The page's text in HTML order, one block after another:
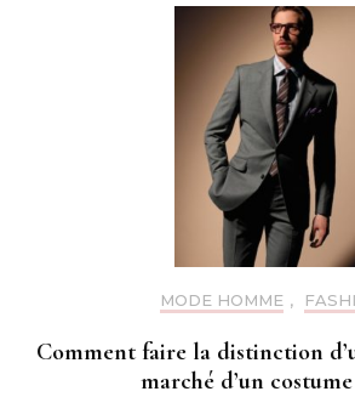
MODE HOMME ,
Comment faire la distinction
marché d’un